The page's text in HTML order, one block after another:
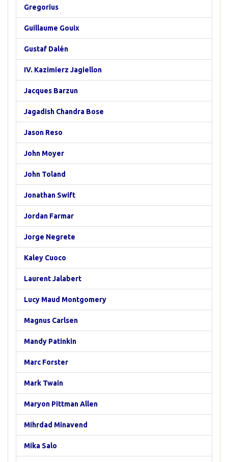
Gregorius
Guillaume Gouix
Gustaf Dalén
IV. Kazimierz Jagiellon
Jacques Barzun
Jagadish Chandra Bose
Jason Reso
John Moyer
John Toland
Jonathan Swift
Jordan Farmar
Jorge Negrete
Kaley Cuoco
Laurent Jalabert
Lucy Maud Montgomery
Magnus Carlsen
Mandy Patinkin
Marc Forster
Mark Twain
Maryon Pittman Allen
Mihrdad Minavend
Mika Salo